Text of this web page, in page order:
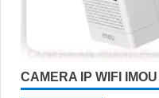
CAMERA IP WIFI